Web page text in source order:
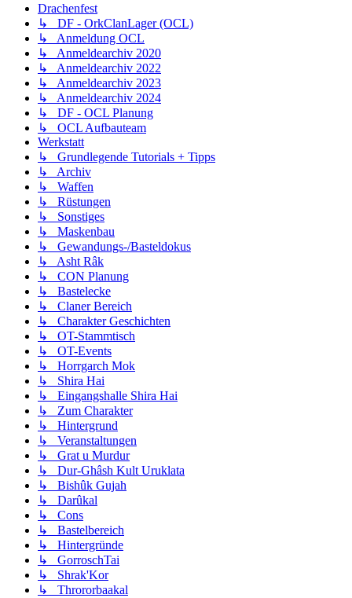
Drachenfest
↳ DF - OrkClanLager (OCL)
↳ Anmeldung OCL
↳ Anmeldearchiv 2020
↳ Anmeldearchiv 2022
↳ Anmeldearchiv 2023
↳ Anmeldearchiv 2024
↳ DF - OCL Planung
↳ OCL Aufbauteam
Werkstatt
↳ Grundlegende Tutorials + Tipps
↳ Archiv
↳ Waffen
↳ Rüstungen
↳ Sonstiges
↳ Maskenbau
↳ Gewandungs-/Basteldokus
↳ Asht Râk
↳ CON Planung
↳ Bastelecke
↳ Claner Bereich
↳ Charakter Geschichten
↳ OT-Stammtisch
↳ OT-Events
↳ Horrgarch Mok
↳ Shira Hai
↳ Eingangshalle Shira Hai
↳ Zum Charakter
↳ Hintergrund
↳ Veranstaltungen
↳ Grat u Murdur
↳ Dur-Ghâsh Kult Uruklata
↳ Bishûk Gujah
↳ Darûkal
↳ Cons
↳ Bastelbereich
↳ Hintergründe
↳ GorroschTai
↳ Shrak'Kor
↳ Thrororbaakal